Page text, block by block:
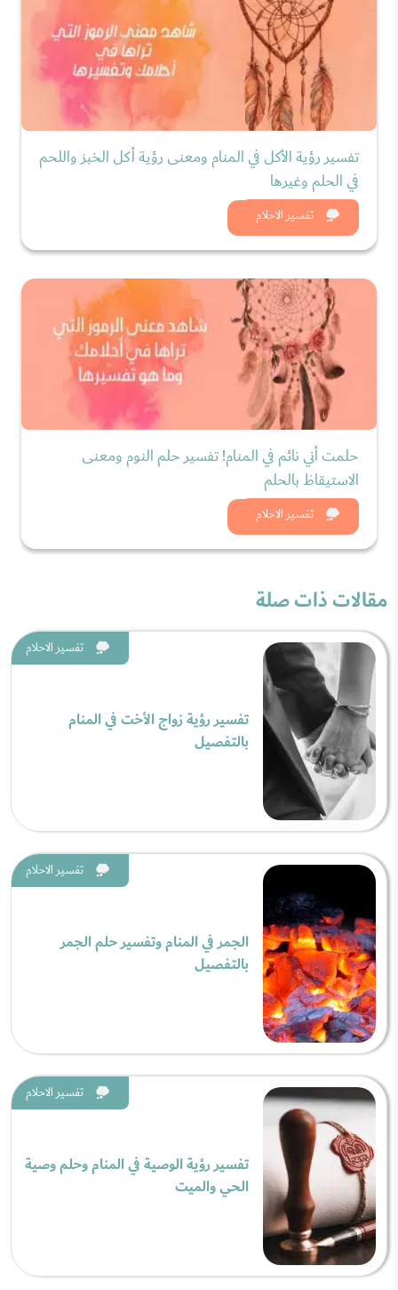
تفسير الاحلام
تفسير رؤية الأكل في المنام ومعنى رؤية أكل الخبز واللحم
في الحلم وغيرها
شاهد الان
تفسير الاحلام
حلمت أني نائم في المنام! تفسير حلم النوم ومعنى
الاستيقاظ بالحلم
شاهد الان
مقالات ذات صلة
تفسير الاحلام
تفسير رؤية زواج الأخت في المنام
بالتفصيل
تفسير الاحلام
الجمر في المنام وتفسير حلم الجمر
بالتفصيل
تفسير الاحلام
تفسير رؤية الوصية في المنام وحلم وصية
الحي والميت